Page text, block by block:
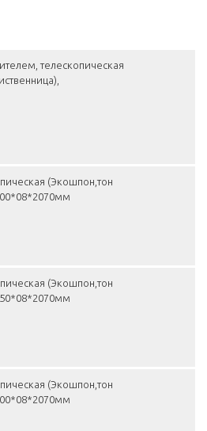
телескопическая
(Экошпон,тон
(Экошпон,тон
(Экошпон,тон